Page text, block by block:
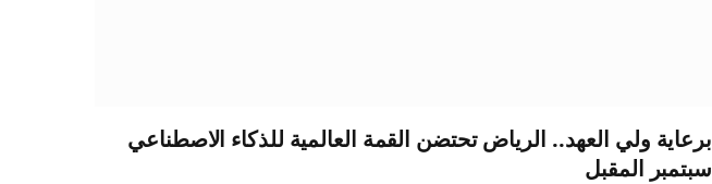
برعاية ولي العهد.. الرياض تحتضن القمة العالمية للذكاء الاصطناعي
سبتمبر المقبل